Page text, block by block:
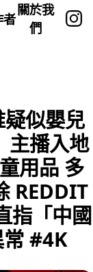
者
關於我
們
似嬰兒
主播入地
用品 多
REDDIT
指「中國
#4K